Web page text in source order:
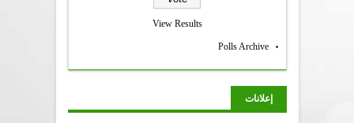
View Results
Polls Archive
إعلانات